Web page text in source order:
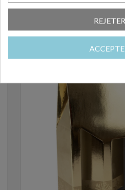
Article de
avec le
REJETER